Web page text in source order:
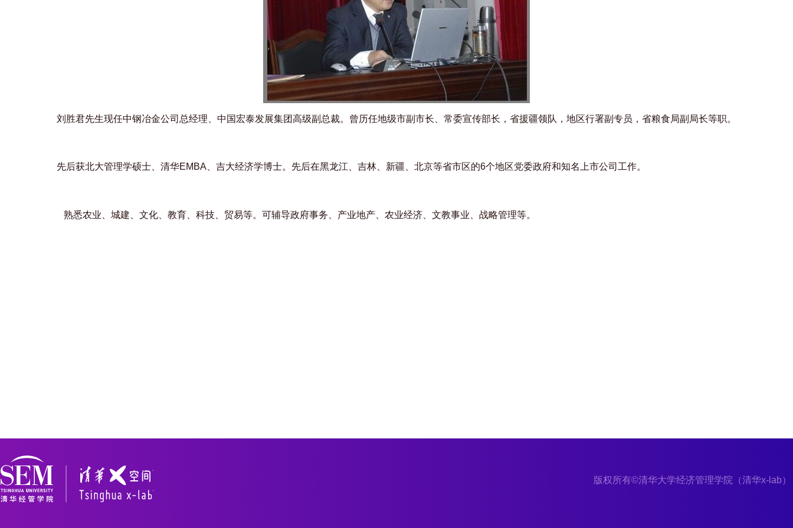
刘胜君先生现任中钢冶金公司总经理、中国宏泰发展集团高级副总裁。曾历任地级市副市长、常委宣传部长，省援疆领队，地区行署副专员，省粮食局副局长等职。
先后获北大管理学硕士、清华EMBA 、吉大经济学博士。先后在黑龙江、吉林、新疆、北京等省市区的6个地区党委政府和知名上市公司工作。
熟悉农业、城建、文化、教育、科技、贸易等。可辅导政府事务、产业地产、农业经济、文教事业、战略管理等。
版权所有©清华大学经济管理学院（清华x-lab）